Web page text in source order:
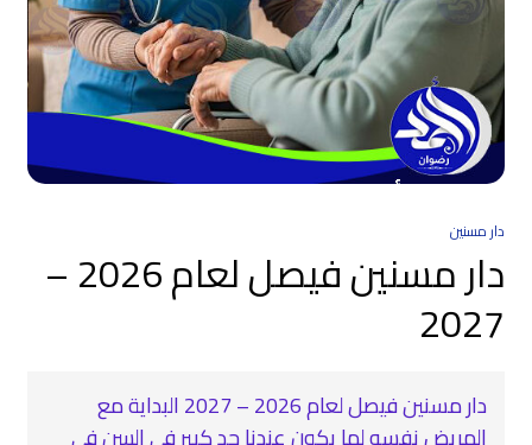
دار مسنين
دار مسنين فيصل لعام 2026 –
2027
دار مسنين فيصل لعام 2026 – 2027 البداية مع
المريض نفسه لما يكون عندنا حد كبير في السن في